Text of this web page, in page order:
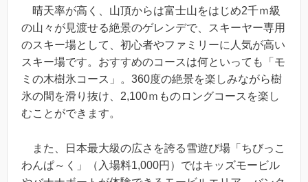
晴天率が高く、山頂からは富士山をはじめ2千ｍ級
の山々が見渡せる絶景のゲレンデで、スキーヤー専用
のスキー場として、初心者やファミリーに人気が高い
スキー場です。おすすめのコースは何といっても「モ
ミの木樹氷コース」。360度の絶景を楽しみながら樹
氷の間を滑り抜け、2,100ｍものロングコースを楽し
むことができます。
また、日本最大級の広さを誇る雪遊び場「ちびっこ
わんぱ～く」（入場料1,000円）ではキッズモービル